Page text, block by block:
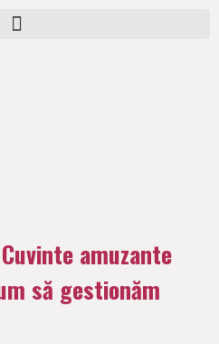
amuzante
să gestionăm